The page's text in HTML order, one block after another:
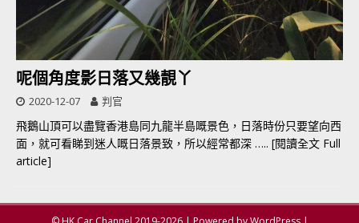
呢個角度影日落又幾靚丫
2020-12-07 判官
飛鵝山頂可以盡覽香港島同九龍半島嘅景色，日落時份只要望向西
面，就可看睇到迷人嘅日落景致，所以經常都深 ….. [閱讀全文 Full
article]